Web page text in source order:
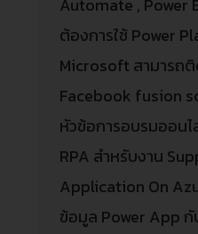
Automate , Power
ต้องการใช้ Power
Microsoft สามารถ
Facebook fusion
หัวข้อการอบรมออน
RPA สำหรับงาน
Application On
ข้อมูล Power App